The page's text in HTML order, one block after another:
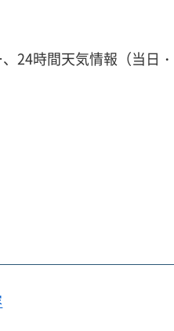
24時間天気情報（当日